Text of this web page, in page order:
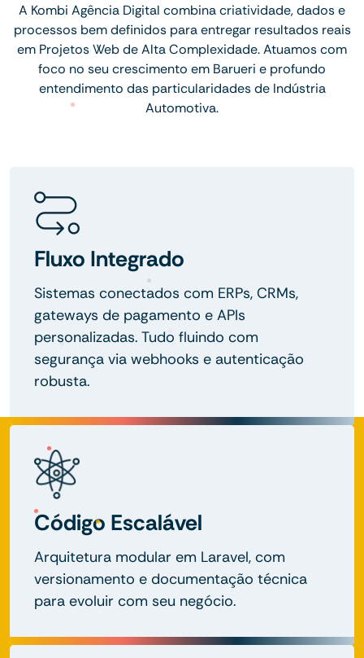
A Kombi Agência Digital combina criatividade, dados e
processos bem definidos para entregar resultados reais
em Projetos Web de Alta Complexidade. Atuamos com
foco no seu crescimento em Barueri e profundo
entendimento das particularidades de Indústria
Automotiva.
Fluxo Integrado
Sistemas conectados com ERPs, CRMs,
gateways de pagamento e APIs
personalizadas. Tudo fluindo com
segurança via webhooks e autenticação
robusta.
Código Escalável
Arquitetura modular em Laravel, com
versionamento e documentação técnica
para evoluir com seu negócio.